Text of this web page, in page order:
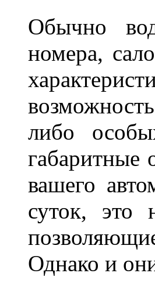
Обычно
номера,
либо
габаритные
вашего
суток, это
Однако и